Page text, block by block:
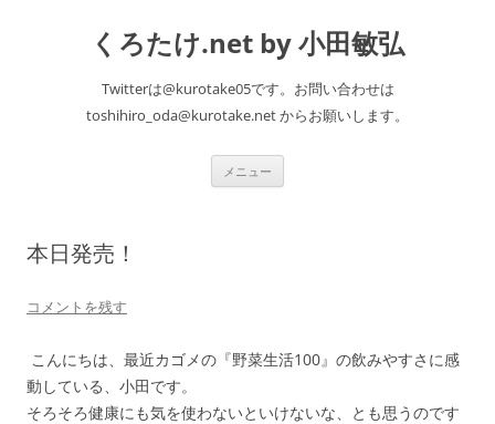
くろたけ.net by 小田敏弘
Twitterは@kurotake05です。お問い合わせは
toshihiro_oda@kurotake.net からお願いします。
メニュー
本日発売！
コメントを残す
こんにちは、最近カゴメの『野菜生活100』の飲みやすさに感
動している、小田です。
そろそろ健康にも気を使わないといけないな、とも思うのです